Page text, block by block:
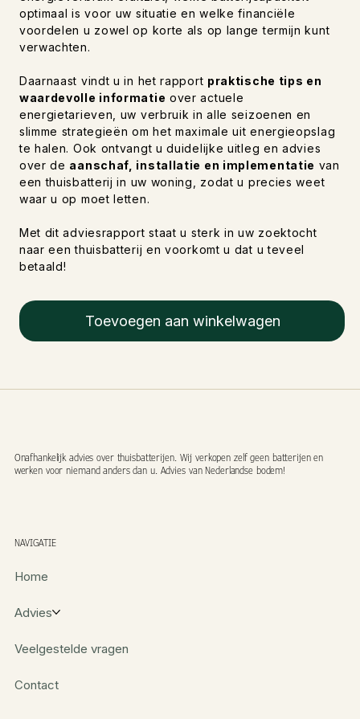
optimaal is voor uw situatie en welke financiële
voordelen u zowel op korte als op lange termijn kunt
verwachten.
Daarnaast vindt u in het rapport praktische tips en
waardevolle informatie over actuele
energietarieven, uw verbruik in alle seizoenen en
slimme strategieën om het maximale uit energieopslag
te halen. Ook ontvangt u duidelijke uitleg en advies
over de aanschaf, installatie en implementatie van
een thuisbatterij in uw woning, zodat u precies weet
waar u op moet letten.
Met dit adviesrapport staat u sterk in uw zoektocht
naar een thuisbatterij en voorkomt u dat u teveel
betaald!
Toevoegen aan winkelwagen
NAVIGATIE
Onafhankelijk advies over thuisbatterijen. Wij verkopen zelf geen batterijen en
werken voor niemand anders dan u. Advies van Nederlandse bodem!
Home
Advies
Veelgestelde vragen
Contact